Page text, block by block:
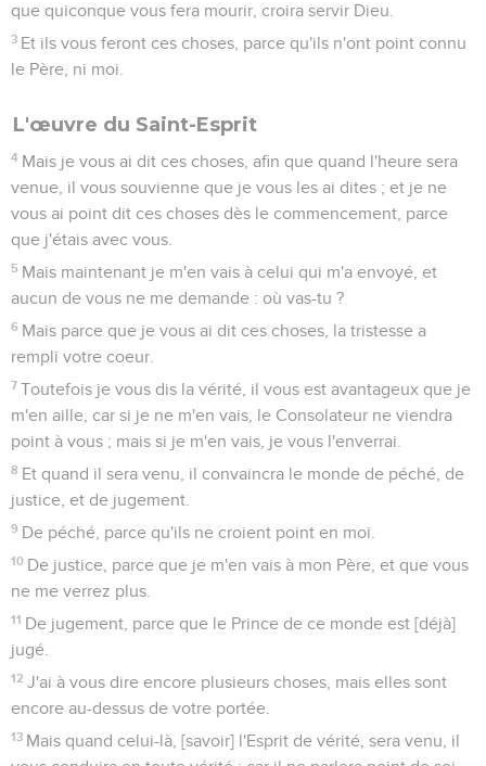
que quiconque vous fera mourir, croira servir Dieu.
3 Et ils vous feront ces choses, parce qu'ils n'ont point connu
le Père, ni moi.
L'œuvre du Saint-Esprit
4 Mais je vous ai dit ces choses, afin que quand l'heure sera
venue, il vous souvienne que je vous les ai dites ; et je ne
vous ai point dit ces choses dès le commencement, parce
que j'étais avec vous.
5 Mais maintenant je m'en vais à celui qui m'a envoyé, et
aucun de vous ne me demande : où vas-tu ?
6 Mais parce que je vous ai dit ces choses, la tristesse a
rempli votre coeur.
7 Toutefois je vous dis la vérité, il vous est avantageux que je
m'en aille, car si je ne m'en vais, le Consolateur ne viendra
point à vous ; mais si je m'en vais, je vous l'enverrai.
8 Et quand il sera venu, il convaincra le monde de péché, de
justice, et de jugement.
9 De péché, parce qu'ils ne croient point en moi.
10 De justice, parce que je m'en vais à mon Père, et que vous
ne me verrez plus.
11 De jugement, parce que le Prince de ce monde est [déjà]
jugé.
12 J'ai à vous dire encore plusieurs choses, mais elles sont
encore au-dessus de votre portée.
13 Mais quand celui-là, [savoir] l'Esprit de vérité, sera venu, il